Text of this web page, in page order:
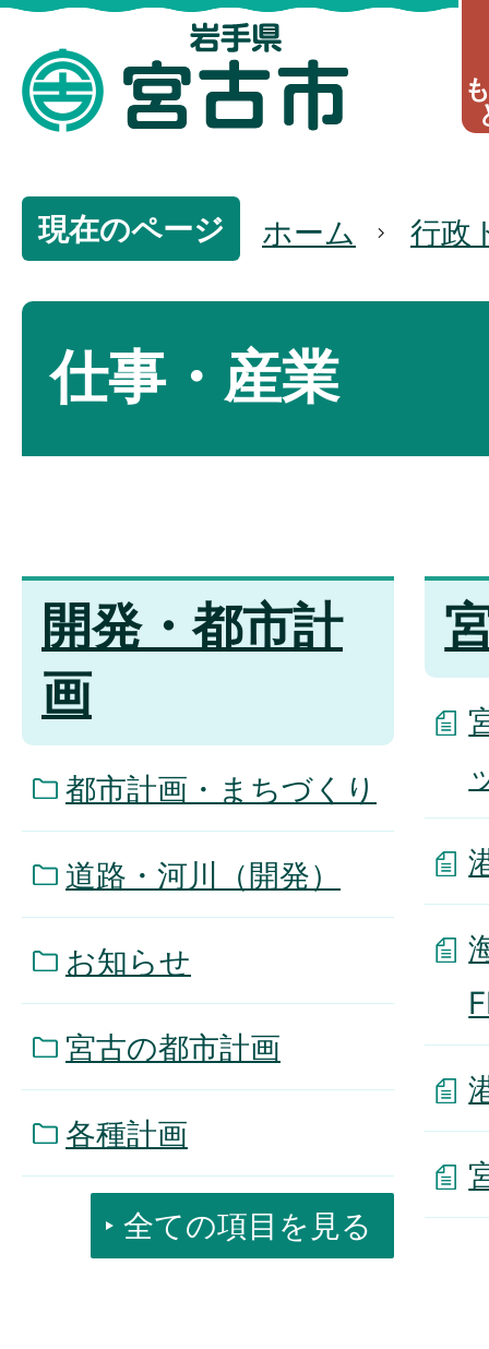
現在のページ ホーム 行政
仕事・産業
開発・都市計
画
都市計画・まちづくり
道路・河川（開発）
お知らせ
宮古の都市計画
各種計画
全ての項目を見る